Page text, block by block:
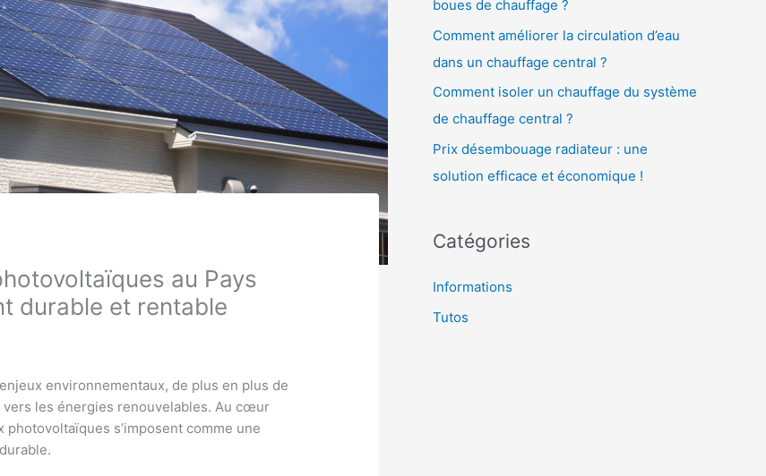
au Pays
durable et rentable
environnementaux, de plus en plus de
les énergies renouvelables. Au cœur
s’imposent comme une
r
:
boues de chauffage ?
Comment améliorer la circulation d’eau
dans un chauffage central ?
Comment isoler un chauffage du système
de chauffage central ?
Prix désembouage radiateur : une
solution efficace et économique !
Catégories
Informations
Tutos